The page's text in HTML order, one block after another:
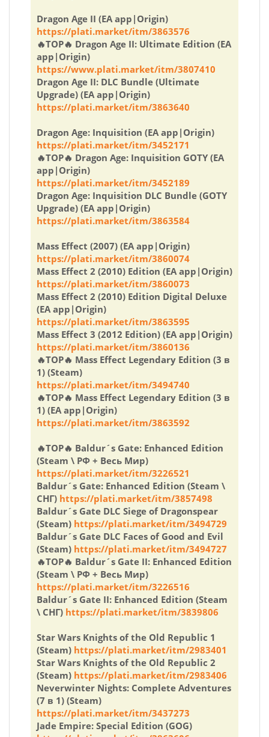
Dragon Age II (EA app|Origin)
https://plati.market/itm/3863576
🔥TOP🔥 Dragon Age II: Ultimate Edition (EA
app|Origin)
https://www.plati.market/itm/3807410
Dragon Age II: DLC Bundle (Ultimate
Upgrade) (EA app|Origin)
https://plati.market/itm/3863640
Dragon Age: Inquisition (EA app|Origin)
https://plati.market/itm/3452171
🔥TOP🔥 Dragon Age: Inquisition GOTY (EA
app|Origin)
https://plati.market/itm/3452189
Dragon Age: Inquisition DLC Bundle (GOTY
Upgrade) (EA app|Origin)
https://plati.market/itm/3863584
Mass Effect (2007) (EA app|Origin)
https://plati.market/itm/3860074
Mass Effect 2 (2010) Edition (EA app|Origin)
https://plati.market/itm/3860073
Mass Effect 2 (2010) Edition Digital Deluxe
(EA app|Origin)
https://plati.market/itm/3863595
Mass Effect 3 (2012 Edition) (EA app|Origin)
https://plati.market/itm/3860136
🔥TOP🔥 Mass Effect Legendary Edition (3 в
1) (Steam)
https://plati.market/itm/3494740
🔥TOP🔥 Mass Effect Legendary Edition (3 в
1) (EA app|Origin)
https://plati.market/itm/3863592
🔥TOP🔥 Baldur´s Gate: Enhanced Edition
(Steam \ РФ + Весь Мир)
https://plati.market/itm/3226521
Baldur´s Gate: Enhanced Edition (Steam \
СНГ) https://plati.market/itm/3857498
Baldur´s Gate DLC Siege of Dragonspear
(Steam) https://plati.market/itm/3494729
Baldur´s Gate DLC Faces of Good and Evil
(Steam) https://plati.market/itm/3494727
🔥TOP🔥 Baldur´s Gate II: Enhanced Edition
(Steam \ РФ + Весь Мир)
https://plati.market/itm/3226516
Baldur´s Gate II: Enhanced Edition (Steam
\ СНГ) https://plati.market/itm/3839806
Star Wars Knights of the Old Republic 1
(Steam) https://plati.market/itm/2983401
Star Wars Knights of the Old Republic 2
(Steam) https://plati.market/itm/2983406
Neverwinter Nights: Complete Adventures
(7 в 1) (Steam)
https://plati.market/itm/3437273
Jade Empire: Special Edition (GOG)